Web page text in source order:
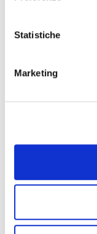
Statistiche
Marketing
DB200 12x9